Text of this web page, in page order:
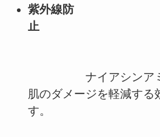
紫外線防
止
ナイアシンアミド
肌のダメージを軽減する
す